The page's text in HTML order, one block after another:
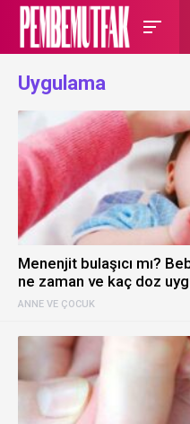
Uygulama
ANNE VE ÇOCUK
Menenjit bulaşıcı mı?
ne zaman ve kaç doz